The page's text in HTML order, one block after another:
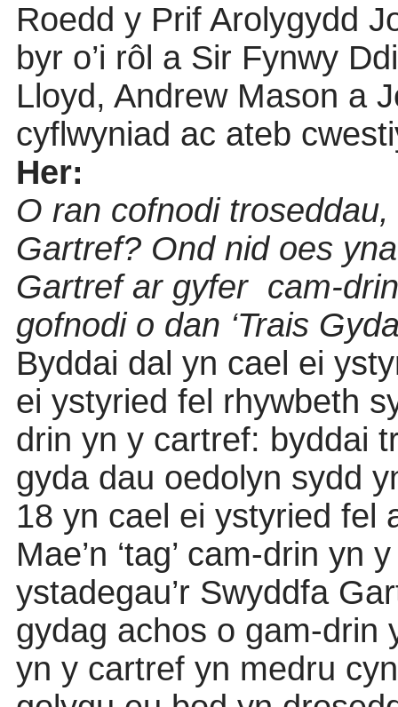
Roedd y Prif Arolygydd
byr o’i rôl a Sir Fynwy
Lloyd, Andrew Mason a
cyflwyniad ac ateb
Her:
O ran cofnodi
Gartref? Ond nid oes
Gartref ar gyfer cam-
gofnodi o dan ‘Trais
Byddai dal yn cael ei
ei ystyried fel rhywbeth
drin yn y cartref: byddai
gyda dau oedolyn sydd
18 yn cael ei ystyried fel
Mae’n ‘tag’ cam-drin
ystadegau’r Swyddfa
gydag achos o gam-drin
yn y cartref yn medru